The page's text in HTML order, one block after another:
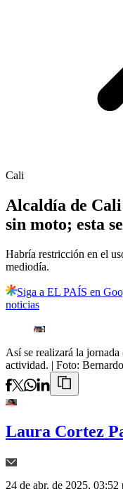
Cali
Alcaldía de
sin moto; esta
Habría restricción en el
mediodía.
Siga a EL PAÍS en
noticias
Así se realizará la
actividad. | Foto:
Laura Cortez
24 de abr. de 2025, 03:52